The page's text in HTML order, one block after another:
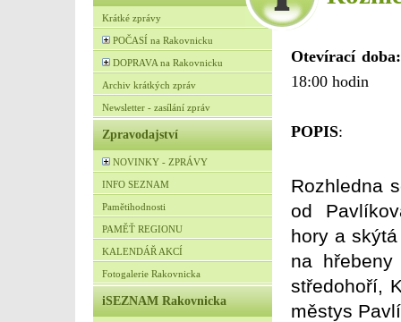
Krátké zprávy
POČASÍ na Rakovnicku
DOPRAVA na Rakovnicku
Archiv krátkých zpráv
Newsletter - zasílání zpráv
Zpravodajství
NOVINKY - ZPRÁVY
INFO SEZNAM
Pamětihodnosti
PAMĚŤ REGIONU
KALENDÁŘ AKCÍ
Fotogalerie Rakovnicka
iSEZNAM Rakovnicka
Otevírací doba:
18:00 hodin
POPIS:
Rozhledna
od
hory a
na hřebeny
středohoří,
městys